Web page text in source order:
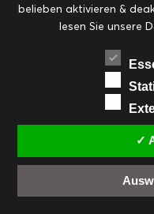
Eingemachtes
RezepteSaisonal
Suppen, Salate
Vorspeisen,
Weihnachten
FACEBOOK
belieben aktivieren &
lesen Sie unsere
✓